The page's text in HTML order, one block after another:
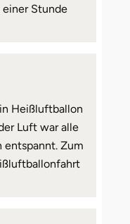
Stunde
Heißluftballon
Luft war alle
entspannt. Zum